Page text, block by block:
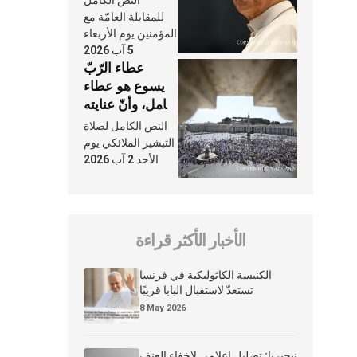
النَّفَس في حياة
الكنيسة
للمقابلة العامّة مع
المؤمنين يوم الأربعاء
5 آب 2026
عطاء الرّبّ
يسوع هو عطاء
شامل، وأنّ عنايته
بنا لا تغيب عنّا
أبدًا
النص الكامل لصلاة
التبشير الملائكي يوم
الأحد 2 آب 2026
الأخبار الأكثر قراءة
الكنيسة الكاثوليكية في فرنسا
تستعدّ لاستقبال البابا قريبًا
8 May 2026